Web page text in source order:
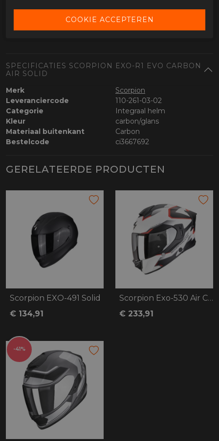
Kinbandsluiting en extra’s
Titanium dubbel-D sluiting
SPECIFICATIES SCORPION EXO-R1 EVO CARBON
AIR SOLID
Merk
Scorpion
Leveranciercode
110-261-03-02
Categorie
Integraal helm
Kleur
carbon/glans
Materiaal buitenkant
Carbon
Bestelcode
ci3667692
GERELATEERDE PRODUCTEN
Scorpion EXO-491 Solid
€ 134,91
Scorpion Exo-530 Air Clip
€ 233,91
-41%